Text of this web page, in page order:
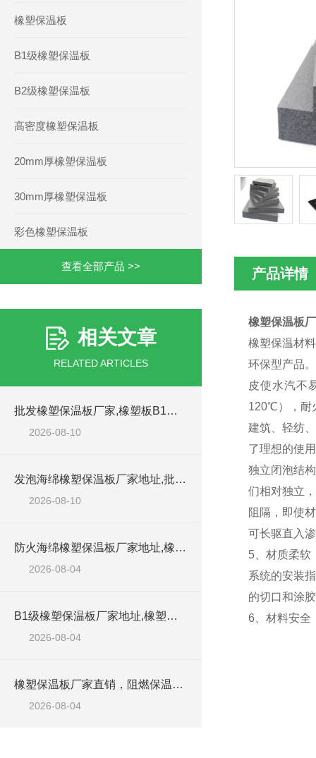
橡塑保温板
B1级橡塑保温板
B2级橡塑保温板
高密度橡塑保温板
20mm厚橡塑保温板
30mm厚橡塑保温板
彩色橡塑保温板
查看全部产品 >>
相关文章
RELATED ARTICLES
批发橡塑保温板厂家,橡塑板B1材料
2026-08-10
发泡海绵橡塑保温板厂家地址,批发橡塑板
2026-08-10
防火海绵橡塑保温板厂家地址,橡塑批发商
2026-08-04
B1级橡塑保温板厂家地址,橡塑板优质批发商
2026-08-04
橡塑保温板厂家直销，阻燃保温橡塑板材
2026-08-04
产品详情
橡塑保温板
橡塑保温材
环保型产品
皮使水汽不
120℃），耐
建筑、轻纺
了理想的使
独立闭泡结
们相对独立
阻隔，即使
可长驱直入
5、材质柔软
系统的安装
的切口和涂
6、材料安全